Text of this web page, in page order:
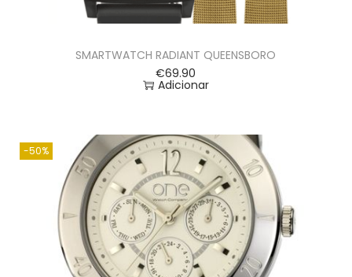
SMARTWATCH RADIANT QUEENSBORO
€69.90
Adicionar
-50%